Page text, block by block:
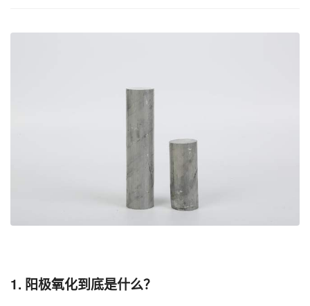
1. 阳极氧化到底是什么？